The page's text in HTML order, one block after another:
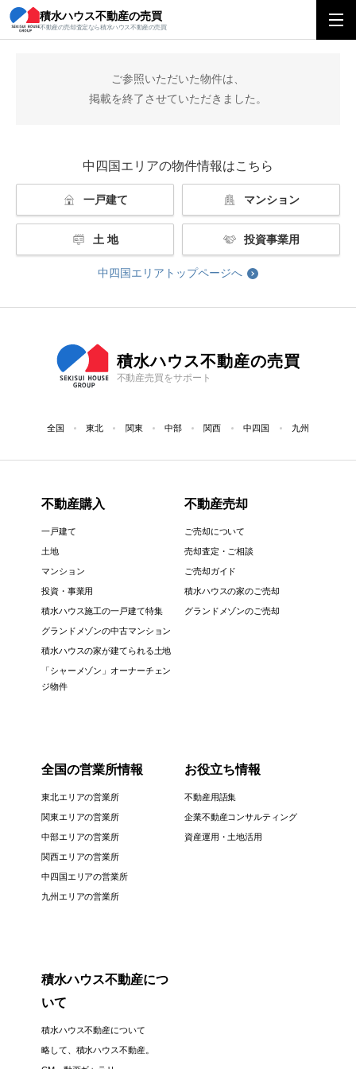
積水ハウス不動産の売買
不動産の売却査定なら積水ハウス不動産の売買
積水ハウス不動産の売買 中四国エリアトップ
ご参照いただいた物件は、
掲載を終了させていただきました。
中四国エリアの物件情報はこちら
一戸建て マンション
土 地 投資事業用
中四国エリアトップページへ
積水ハウス不動産の売買
不動産売買をサポート
全国 東北 関東 中部 関西 中四国 九州
不動産購入
一戸建て
土地
マンション
投資・事業用
積水ハウス施工の一戸建て特集
グランドメゾンの中古マンション
積水ハウスの家が建てられる土地
「シャーメゾン」オーナーチェン
ジ物件
不動産売却
ご売却について
売却査定・ご相談
ご売却ガイド
積水ハウスの家のご売却
グランドメゾンのご売却
全国の営業所情報
東北エリアの営業所
関東エリアの営業所
中部エリアの営業所
関西エリアの営業所
中四国エリアの営業所
九州エリアの営業所
お役立ち情報
不動産用語集
企業不動産コンサルティング
資産運用・土地活用
積水ハウス不動産につ
いて
積水ハウス不動産について
略して、積水ハウス不動産。